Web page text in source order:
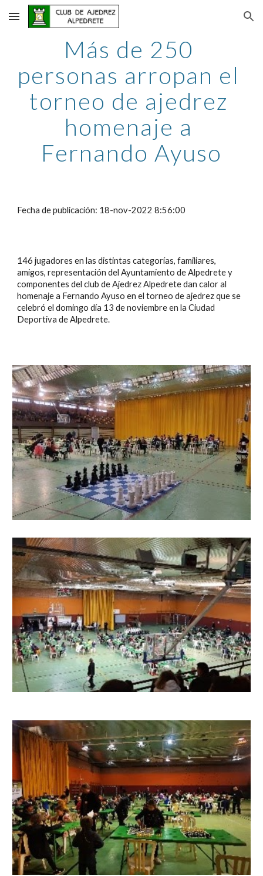
Skip to main content Skip to navigation
Más de 250
personas arropan el
torneo de ajedrez
homenaje a
Fernando Ayuso
Fecha de publicación: 18-nov-2022 8:56:00
146 jugadores en las distintas categorías, familiares,
amigos, representación del Ayuntamiento de Alpedrete y
componentes del club de Ajedrez Alpedrete dan calor al
homenaje a Fernando Ayuso en el torneo de ajedrez que se
celebró el domingo día 13 de noviembre en la Ciudad
Deportiva de Alpedrete.